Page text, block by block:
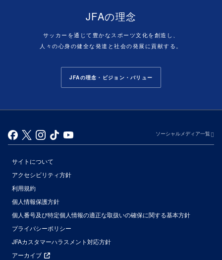
JFAの理念
サッカーを通じて豊かなスポーツ文化を創造し、
人々の心身の健全な発達と社会の発展に貢献する。
JFAの理念・ビジョン・バリュー
ソーシャルメディア一覧
サイトについて
アクセシビリティ方針
利用規約
個人情報保護方針
個人番号及び特定個人情報の適正な取扱いの確保に関する基本方針
プライバシーポリシー
JFAカスタマーハラスメント対応方針
アーカイブ